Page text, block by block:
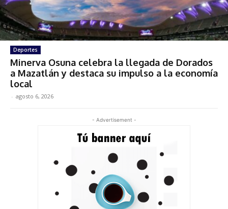
Deportes
Minerva Osuna celebra la llegada de Dorados
a Mazatlán y destaca su impulso a la economía
local
- agosto 6, 2026
- Advertisement -